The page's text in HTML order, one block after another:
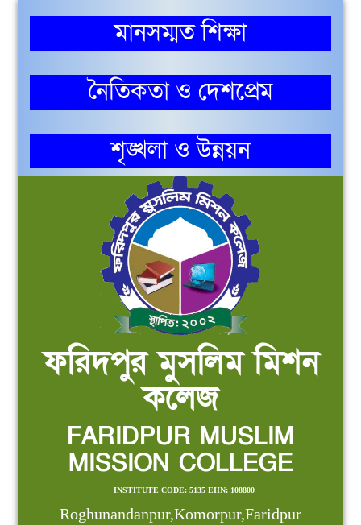
মানসম্মত শিক্ষা
নৈতিকতা ও দেশপ্রেম
শৃঙ্খলা ও উন্নয়ন
ফরিদপুর মুসলিম মিশন
কলেজ
FARIDPUR MUSLIM
MISSION COLLEGE
INSTITUTE CODE: 5135 EIIN: 108800
Roghunandanpur,Komorpur,Faridpur